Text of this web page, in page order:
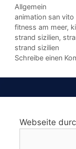
Kategorien
Allgemein
Schlagwörter
animation san vito
fitness am meer,
strand sizilien,
strand sizilien
Schreibe einen
Webseite